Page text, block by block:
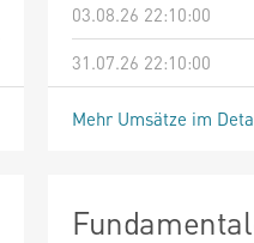
03.08.26 22:10:00
31.07.26 22:10:00
Mehr Umsätze im